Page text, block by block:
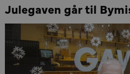
Julegaven går til